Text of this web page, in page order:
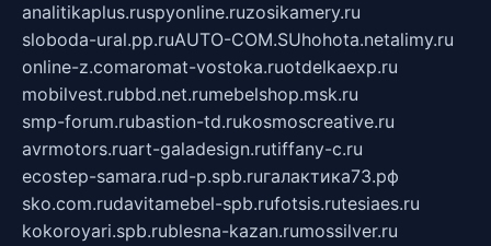
analitikaplus.ruspyonline.ruzosikamery.ru
sloboda-ural.pp.ruAUTO-COM.SUhohota.netalimy.ru
online-z.comaromat-vostoka.ruotdelkaexp.ru
mobilvest.rubbd.net.rumebelshop.msk.ru
smp-forum.rubastion-td.rukosmoscreative.ru
avrmotors.ruart-galadesign.rutiffany-c.ru
ecostep-samara.rud-p.spb.ruгалактика73.рф
sko.com.rudavitamebel-spb.rufotsis.rutesiaes.ru
kokoroyari.spb.rublesna-kazan.rumossilver.ru